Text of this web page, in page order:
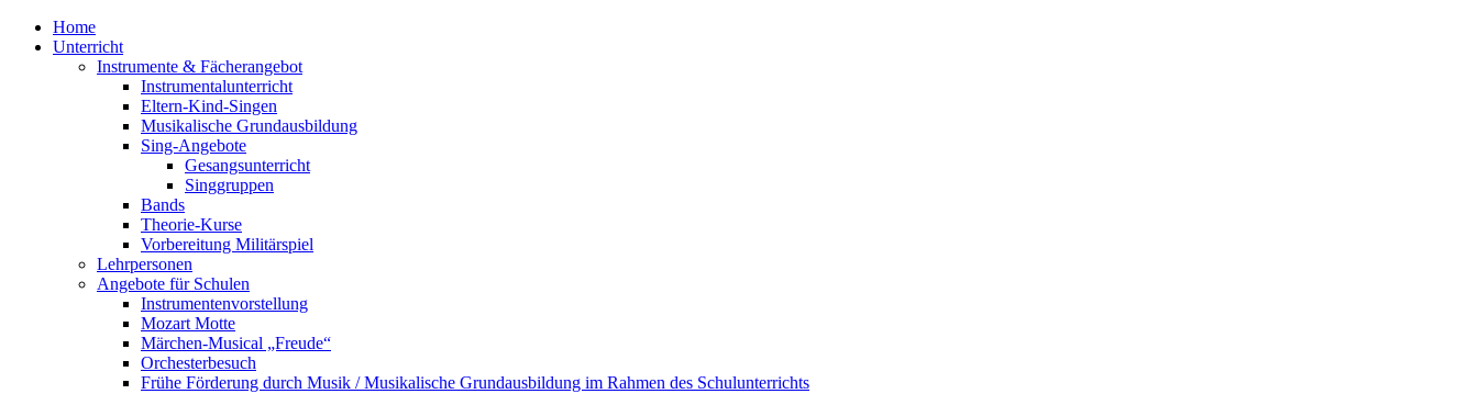
Home
Unterricht
Instrumente & Fächerangebot
Instrumentalunterricht
Eltern-Kind-Singen
Musikalische Grundausbildung
Sing-Angebote
Gesangsunterricht
Singgruppen
Bands
Theorie-Kurse
Vorbereitung Militärspiel
Lehrpersonen
Angebote für Schulen
Instrumentenvorstellung
Mozart Motte
Märchen-Musical „Freude“
Orchesterbesuch
Frühe Förderung durch Musik / Musikalische Grundausbildung im Rahmen des Schulunterrichts